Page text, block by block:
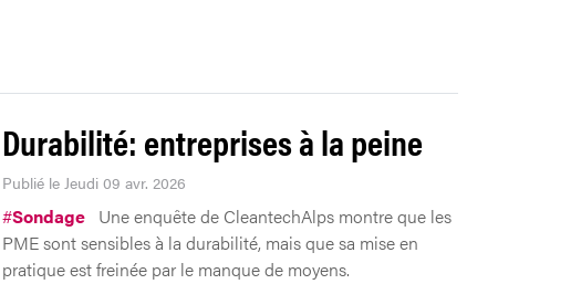
Durabilité: entreprises à la peine
Publié le Jeudi 09 avr. 2026
#Sondage Une enquête de CleantechAlps montre que les
PME sont sensibles à la durabilité, mais que sa mise en
pratique est freinée par le manque de moyens.